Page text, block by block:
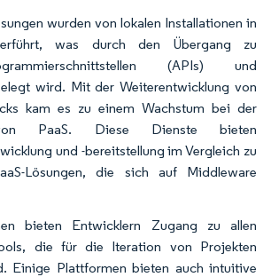
wurden von lokalen Installationen in
was durch den Übergang zu
(APIs) und
wird. Mit der Weiterentwicklung von
kam es zu einem Wachstum bei der
PaaS. Diese Dienste bieten
und -bereitstellung im Vergleich zu
Lösungen, die sich auf Middleware
bieten Entwicklern Zugang zu allen
die für die Iteration von Projekten
Einige Plattformen bieten auch intuitive